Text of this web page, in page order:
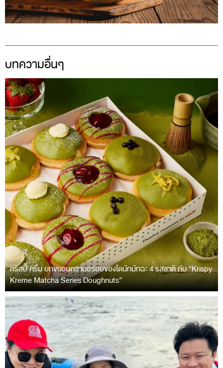
บทความอื่นๆ
คริสปี้ ครีม ยกขบวนความอร่อยของโดนัทมัทฉะ 4 รสชาติ กับ “Krispy
Kreme Matcha Series Doughnuts”